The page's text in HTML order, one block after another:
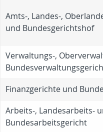
Amts-, Landes-,
und Bundesgerichtshof
Verwaltungs-,
Finanzgerichte und
Arbeits-, Landesarbeits-
Bundesarbeitsgericht